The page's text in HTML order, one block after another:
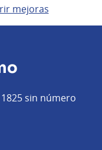
mejoras
sin número